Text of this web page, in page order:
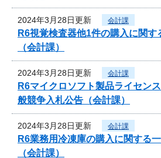
2024年3月28日更新 会計課
R6視覚検査器他1件の購入に関す
（会計課）
2024年3月28日更新 会計課
R6マイクロソフト製品ライセン
般競争入札公告（会計課）
2024年3月28日更新 会計課
R6業務用冷凍庫の購入に関する
（会計課）